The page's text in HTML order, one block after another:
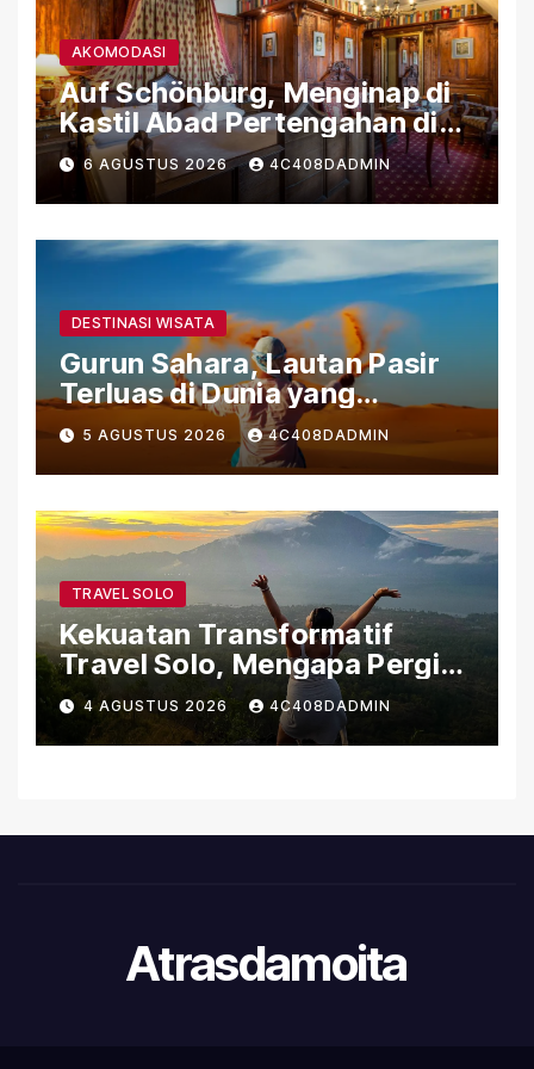
AKOMODASI
Auf Schönburg, Menginap di
Kastil Abad Pertengahan di
Tepi Sungai Rhein
6 AGUSTUS 2026 4C408DADMIN
DESTINASI WISATA
Gurun Sahara, Lautan Pasir
Terluas di Dunia yang
Menyimpan Kehidupan dan
Sejarah
5 AGUSTUS 2026 4C408DADMIN
TRAVEL SOLO
Kekuatan Transformatif
Travel Solo, Mengapa Pergi
Sendiri Bisa Mengubah Hidup
4 AGUSTUS 2026 4C408DADMIN
Atrasdamoita